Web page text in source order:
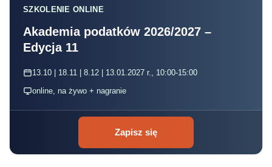
SZKOLENIE ONLINE
Akademia podatków 2026/2027 –
Edycja 11
13.10 | 18.11 | 8.12 | 13.01.2027 r., 10:00-15:00
online, na żywo + nagranie
Zapisz się